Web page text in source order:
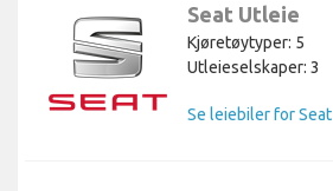
Seat Utleie
Kjøretøytyper: 5
Utleieselskaper: 3
Se leiebiler for Seat